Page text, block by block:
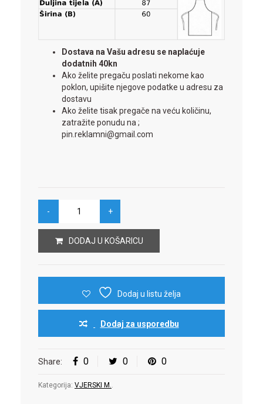
Dostava na Vašu adresu se naplaćuje
dodatnih 40kn
Ako želite pregaču poslati nekome kao
poklon, upišite njegove podatke u adresu za
dostavu
Ako želite tisak pregače na veću količinu,
zatražite ponudu na ;
pin.reklamni@gmail.com
DODAJ U KOŠARICU
Dodaj u listu želja
Dodaj za usporedbu
Share: 0 0 0
Kategorija: VJERSKI M..